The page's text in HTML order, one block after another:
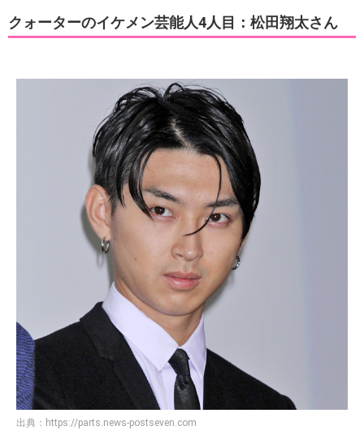
クォーターのイケメン芸能人4人目：松田翔太さん
出典： https://parts.news-postseven.com